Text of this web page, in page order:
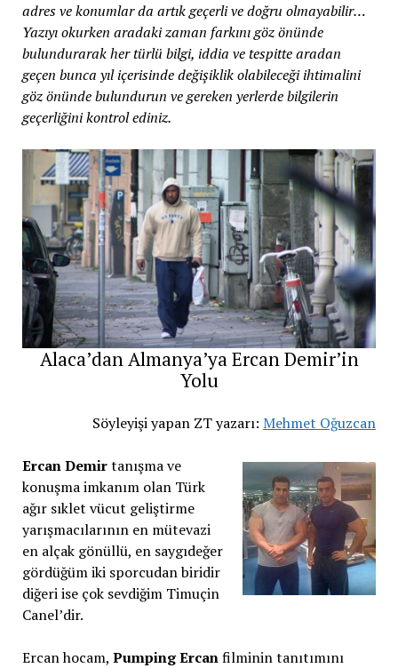
adres ve konumlar da artık geçerli ve doğru olmayabilir…
Yazıyı okurken aradaki zaman farkını göz önünde
bulundurarak her türlü bilgi, iddia ve tespitte aradan
geçen bunca yıl içerisinde değişiklik olabileceği ihtimalini
göz önünde bulundurun ve gereken yerlerde bilgilerin
geçerliğini kontrol ediniz.
Alaca’dan Almanya’ya Ercan Demir’in
Yolu
Söyleyişi yapan ZT yazarı:Mehmet Oğuzcan
Ercan Demirtanışma ve
konuşma imkanım olan Türk
ağır sıklet vücut geliştirme
yarışmacılarının en mütevazi
en alçak gönüllü, en saygıdeğer
gördüğüm iki sporcudan biridir
diğeri ise çok sevdiğim Timuçin
Canel’dir.
Ercan hocam, Pumping Ercanfilminin tanıtımını